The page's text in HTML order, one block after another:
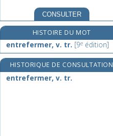
CONSULTER
HISTOIRE DU MOT
entrefermer, v. tr. [9e édition]
HISTORIQUE DE CONSULTATION
entrefermer, v. tr.